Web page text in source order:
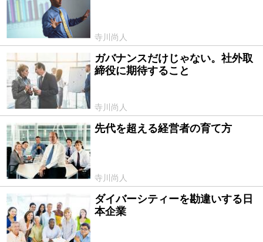
寺川尚人
2017/01/13
ガバナンスだけじゃない。社外取
締役に期待すること
寺川尚人
2016/12/14 先代を超える経営者の育て方
寺川尚人
2016/11/09
ダイバーシティーを勘違いする日
本企業